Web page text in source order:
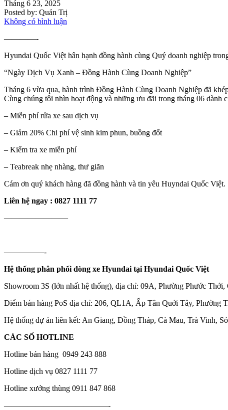
Tháng 6 23, 2025
Posted by: Quản Trị
Không có bình luận
————-
Hyundai Quốc Việt hân hạnh đồng hành cùng Quý doanh nghiệp
“Ngày Dịch Vụ Xanh – Đồng Hành Cùng Doanh Nghiệp”
Tháng 6 vừa qua, hành trình Đồng Hành Cùng Doanh Nghiệp đã
Cùng chúng tôi nhìn hoạt động và những ưu đãi trong tháng 06 dành
– Miễn phí rửa xe sau dịch vụ
– Giảm 20% Chi phí vệ sinh kim phun, buồng đốt
– Kiểm tra xe miễn phí
– Teabreak nhẹ nhàng, thư giãn
Cám ơn quý khách hàng đã đồng hành và tin yêu Huyndai Quốc Việt.
Liên hệ ngay : 0827 1111 77
————————
—————-
Hệ thống phân phối dòng xe Hyundai tại Hyundai Quốc Việt
Showroom 3S (lớn nhất hệ thống), địa chỉ: 09A, Phường Phước
Điểm bán hàng PoS địa chỉ: 206, QL1A, Ấp Tân Quới Tây, Phường
Hệ thống dự án liên kết: An Giang, Đồng Tháp, Cà Mau, Trà Vinh,
CÁC SỐ HOTLINE
Hotline bán hàng 0949 243 888
Hotline dịch vụ 0827 1111 77
Hotline xưởng thùng 0911 847 868
—————————————-